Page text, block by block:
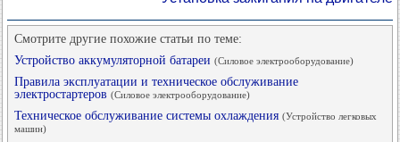
Смотрите другие похожие статьи по теме:
Устройство аккумуляторной батареи (Силовое электрооборудование)
Правила эксплуатации и техническое обслуживание
электростартеров (Силовое электрооборудование)
Техническое обслуживание системы охлаждения (Устройство легковых
машин)